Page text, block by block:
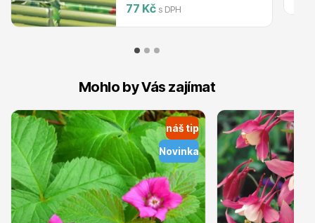
Plazivé rostliny
77 Kč s DPH
Mohlo by Vás zajímat
náš tip
Novinka